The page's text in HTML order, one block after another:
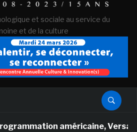
et sociale au service du
et de la culture
américaine, Versailles